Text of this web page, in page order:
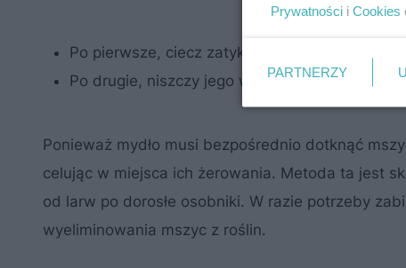
Po pierwsze, ciecz zatyka jego system
Po drugie, niszczy jego woskową warstwę
Ponieważ mydło musi bezpośrednio dotknąć
celując w miejsca ich żerowania. Metoda ta jest
od larw po dorosłe osobniki. W razie potrzeby
wyeliminowania mszyc z roślin.
Prywatności i Cookies
PARTNERZY